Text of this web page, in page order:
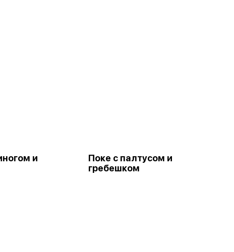
и
Поке с палтусом и
гребешком